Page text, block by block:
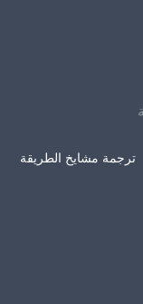
ترجمة مشايخ الطريقة